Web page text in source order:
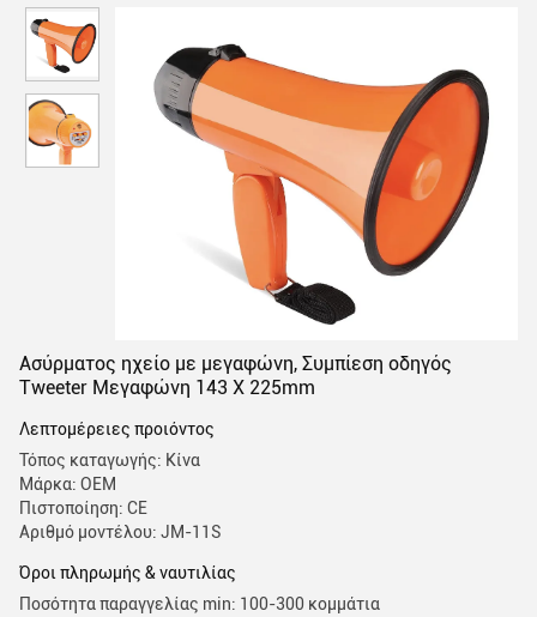
Ασύρματος ηχείο με μεγαφώνη, Συμπίεση οδηγός
Tweeter Μεγαφώνη 143 X 225mm
Λεπτομέρειες προιόντος
Τόπος καταγωγής: Κίνα
Μάρκα: OEM
Πιστοποίηση: CE
Αριθμό μοντέλου: JM-11S
Όροι πληρωμής & ναυτιλίας
Ποσότητα παραγγελίας min: 100-300 κομμάτια